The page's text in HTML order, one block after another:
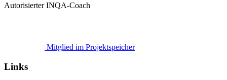
Autorisierter INQA-Coach
Mitglied im Projektspeicher
Links